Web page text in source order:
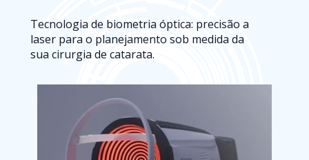
Tecnologia de biometria óptica: precisão a
laser para o planejamento sob medida da
sua cirurgia de catarata.